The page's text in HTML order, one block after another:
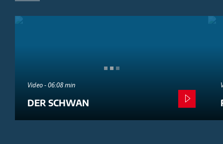
Video - 06:08 min
DER SCHWAN